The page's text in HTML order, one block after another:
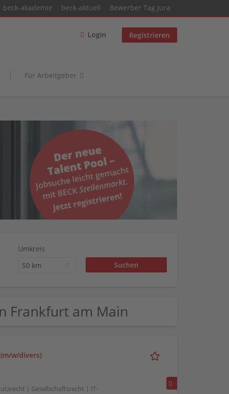
beck-akademie beck-aktuell Bewerber Tag Jura
Login Registrieren
Für Arbeitgeber
Umkreis
50 km
Frankfurt am Main
w/divers)
| Gesellschaftsrecht | IT-